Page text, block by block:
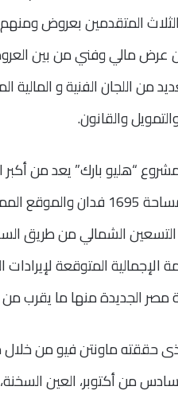
المتقدمين بعروض
عرض مالي وفني من بين
من اللجان الفنية و
والقانون.
مشروع “هليو بارك” يعد من
1
695
الشمالي من طريق
منها ما يقرب من 119 مليار جنيه مصري.
حققته ماونتن فيو من
من أكتوبر، العين